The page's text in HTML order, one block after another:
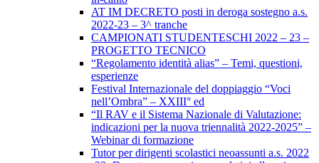
AT IM DECRETO posti in deroga sostegno a.s.
2022-23 – 3^ tranche
CAMPIONATI STUDENTESCHI 2022 – 23 –
PROGETTO TECNICO
“Regolamento identità alias” – Temi, questioni,
esperienze
Festival Internazionale del doppiaggio “Voci
nell’Ombra” – XXIII° ed
“Il RAV e il Sistema Nazionale di Valutazione:
indicazioni per la nuova triennalità 2022-2025” –
Webinar di formazione
Tutor per dirigenti scolastici neoassunti a.s. 2022